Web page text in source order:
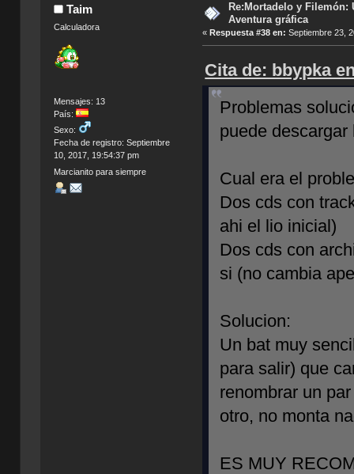
Taim
Calculadora
Mensajes: 13
País:
Sexo:
Fecha de registro: Septiembre
10, 2017, 19:54:37 pm
Marcianito para siempre
Re:Mortadelo y Filemón:
Aventura gráfica
«Respuesta #38 en: Septiembre 23,
Cita de: bbypka
Problemas
puede
Cual era el
Dos cds con
ahi el lio inicial)
Dos cds con
si (no cambia
Solucion:
Un bat muy
para salir) que
renombrar un
otro, no monta
ES MUY